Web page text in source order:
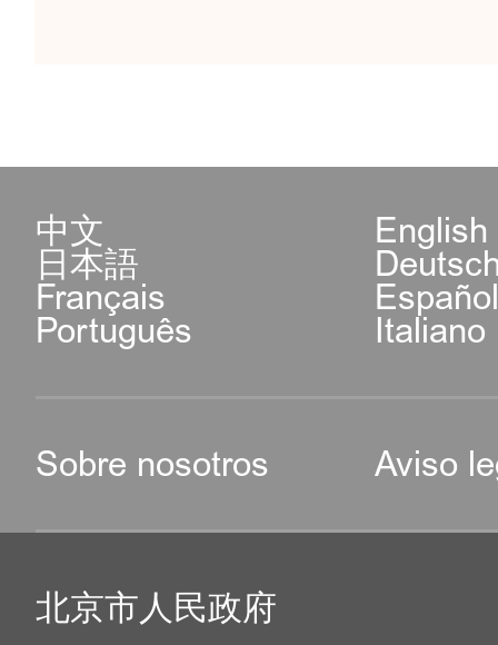
中文 English
日本語
Français
Português Italiano
Sobre nosotros Aviso
北京市人民政府